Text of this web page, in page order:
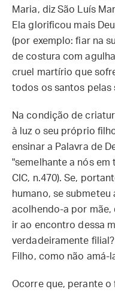
Maria, diz São Luís
Ela glorificou mais
(por exemplo: fiar na
de costura com
cruel martírio que
todos os santos pelas
Na condição de
à luz o seu próprio
ensinar a Palavra de
"semelhante a nós em
CIC, n.470). Se,
humano, se
acolhendo-a por mãe,
ir ao encontro dessa
verdadeiramente
Filho, como não amá-
Ocorre que, perante